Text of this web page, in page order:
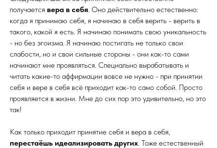
получается вера в себя. Оно действительно естественно:
когда я принимаю себя, я начинаю в себя верить - верить в
такого, какой я есть. Я начинаю понимать свою уникальность
- но без эгоизма. Я начинаю постигать не только свои
слабости, но и свои сильные стороны - они как-то сами
начинают мне проявляться. Специально вырабатывать и
читать какие-то аффирмации вовсе не нужно - при принятии
себя и вере в себя всё приходит как-то само собой. Просто
проявляется в жизни. Мне до сих пор это удивительно, но это
так!
Как только приходит принятие себя и вера в себя,
перестаёшь идеализировать других. Тоже естественный